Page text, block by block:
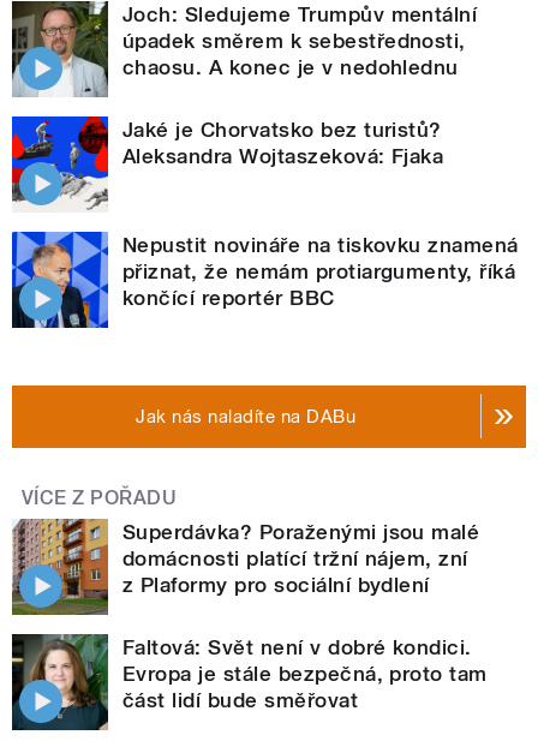
Joch: Sledujeme Trumpův mentální
úpadek směrem k sebestřednosti,
chaosu. A konec je v nedohlednu
Jaké je Chorvatsko bez turistů?
Aleksandra Wojtaszeková: Fjaka
Nepustit novináře na tiskovku znamená
přiznat, že nemám protiargumenty, říká
končící reportér BBC
Jak nás naladíte na DABu
VÍCE Z POŘADU
Superdávka? Poraženými jsou malé
domácnosti platící tržní nájem, zní
z Plaformy pro sociální bydlení
Faltová: Svět není v dobré kondici.
Evropa je stále bezpečná, proto tam
část lidí bude směřovat